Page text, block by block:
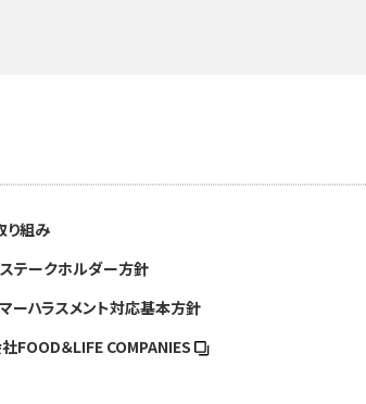
り組み
テークホルダー方針
ーハラスメント対応基本方針
FOOD＆LIFE COMPANIES